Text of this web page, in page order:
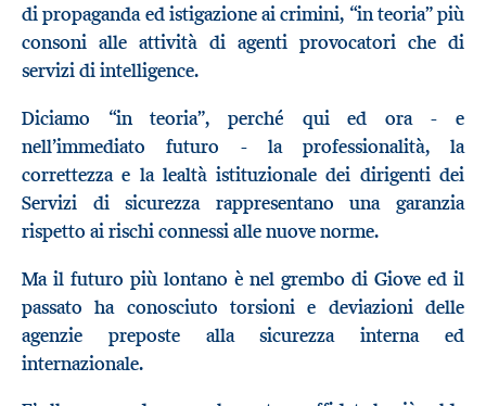
di propaganda ed istigazione ai crimini, “in teoria” più
consoni alle attività di agenti provocatori che di
servizi di intelligence.
Diciamo “in teoria”, perché qui ed ora - e
nell’immediato futuro - la professionalità, la
correttezza e la lealtà istituzionale dei dirigenti dei
Servizi di sicurezza rappresentano una garanzia
rispetto ai rischi connessi alle nuove norme.
Ma il futuro più lontano è nel grembo di Giove ed il
passato ha conosciuto torsioni e deviazioni delle
agenzie preposte alla sicurezza interna ed
internazionale.